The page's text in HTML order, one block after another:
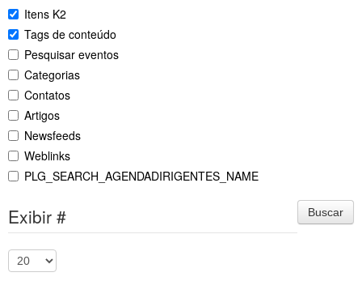
Itens K2
Tags de conteúdo
Pesquisar eventos
Categorias
Contatos
Artigos
Newsfeeds
Weblinks
PLG_SEARCH_AGENDADIRIGENTES_NAME
Buscar
Exibir #